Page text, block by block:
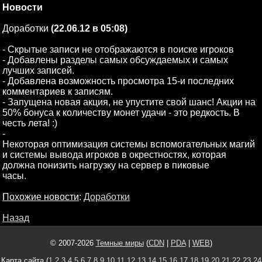
Новости
Доработки (22.06.12 в 05:08)
- Скрытые записи не отображаются в поиске игроков
- Добавлены разделы самых обсуждаемых и самых
лучших записей.
- Добавлена возможность просмотра 15-и последних
комментариев к записям.
- Запущена новая акция, не упустите свой шанс! Акции на
50% бонуса к количеству монет удачи - это редкость. В
честь лета! :)
-
Некоторая оптимизация системы вспомогательных магий
и системы вывода игроков в окрестностях, которая
должна понизить нагрузку на сервер в пиковые
часы.
Похожие новости: Доработки
Назад
© 2007-2026 Темные миры(CDN PDA| WEB)